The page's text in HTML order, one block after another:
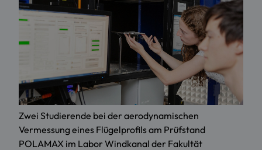
Zwei Studierende bei der aerodynamischen
Vermessung eines Flügelprofils am Prüfstand
POLAMAX im Labor Windkanal der Fakultät